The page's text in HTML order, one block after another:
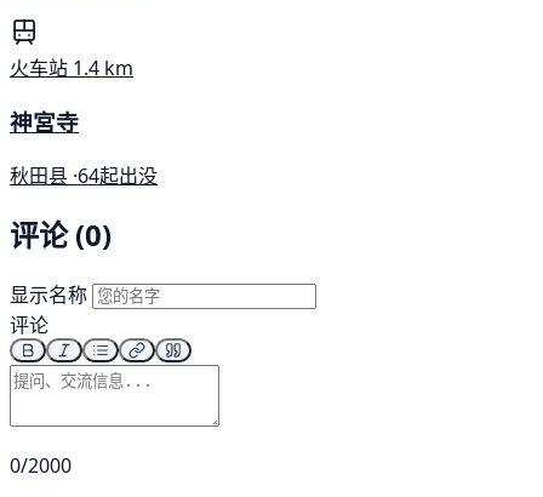
火车站 1.4 km
神宮寺
秋田县 ·64起出没
评论 (0)
显示名称
评论
0/2000